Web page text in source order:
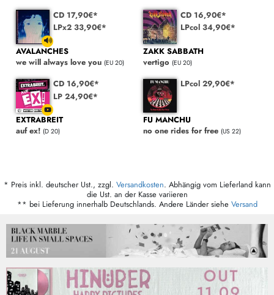
CD 17,90€*
LPx2 33,90€*
AVALANCHES
we will always love you (EU 20)
CD 16,90€*
LPcol 34,90€*
ZAKK SABBATH
vertigo (EU 20)
CD 16,90€*
LP 24,90€*
EXTRABREIT
auf ex! (D 20)
LPcol 29,90€*
FU MANCHU
no one rides for free (US 22)
* Preis inkl. deutscher Ust., zzgl. Versandkosten. Abhängig vom Lieferland kann
die Ust. an der Kasse variieren
** bei Lieferung innerhalb Deutschlands. Andere Länder siehe Versand